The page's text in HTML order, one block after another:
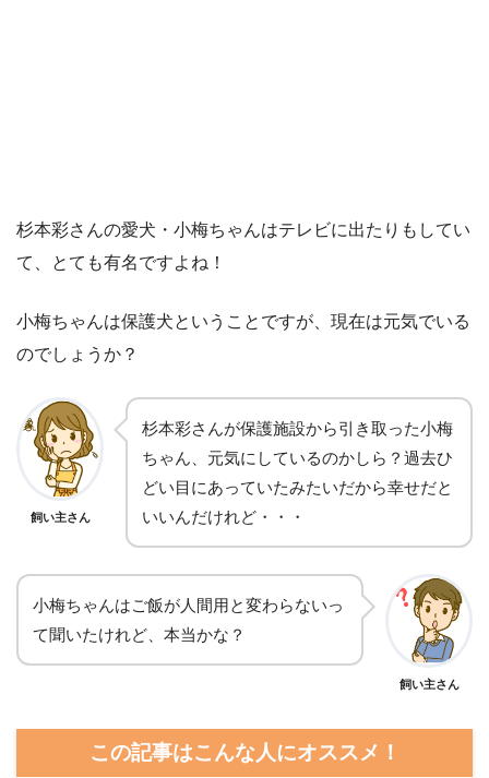
杉本彩さんの愛犬・小梅ちゃんはテレビに出たりもしてい
て、とても有名ですよね！
小梅ちゃんは保護犬ということですが、現在は元気でいる
のでしょうか？
飼い主さん
杉本彩さんが保護施設から引き取った小梅
ちゃん、元気にしているのかしら？過去ひ
どい目にあっていたみたいだから幸せだと
いいんだけれど・・・
小梅ちゃんはご飯が人間用と変わらないっ
て聞いたけれど、本当かな？
飼い主さん
この記事はこんな人にオススメ！